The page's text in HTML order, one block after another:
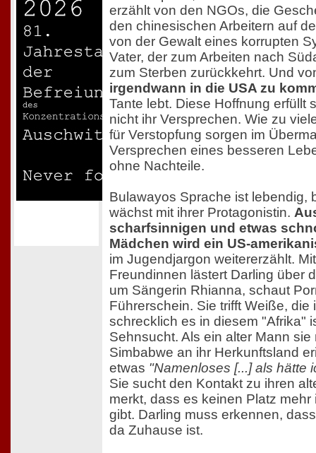
erzählt von den NGOs, die
den chinesischen Arbeitern auf
von der Gewalt eines korrupten
Vater, der zum Arbeiten nach
zum Sterben zurückkehrt. Und
irgendwann in die USA zu
Tante lebt. Diese Hoffnung erfüllt
nicht ihr Versprechen. Wie zu
für Verstopfung sorgen im
Versprechen eines besseren
ohne Nachteile.
Bulawayos Sprache ist lebendig,
wächst mit ihrer Protagonistin.
scharfsinnigen und etwas
Mädchen wird ein US-
im Jugendjargon weitererzählt.
Freundinnen lästert Darling über
um Sängerin Rhianna, schaut
Führerschein. Sie trifft Weiße, die
schrecklich es in diesem "Afrika"
Sehnsucht. Als ein alter Mann sie
Simbabwe an ihr Herkunftsland
etwas "Namenloses [...] als hätte
Sie sucht den Kontakt zu ihren
merkt, dass es keinen Platz
gibt. Darling muss erkennen,
da Zuhause ist.